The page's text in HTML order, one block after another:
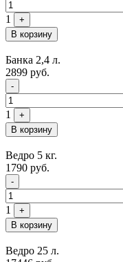
1
+
В корзину
Банка 2,4 л.
2899 руб.
Quantity
-
1
+
В корзину
Ведро 5 кг.
1790 руб.
Quantity
-
1
+
В корзину
Ведро 25 л.